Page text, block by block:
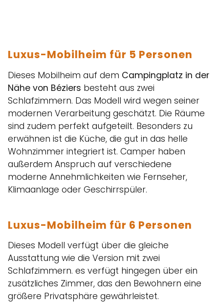
Luxus-Mobilheim für 5 Personen
Dieses Mobilheim auf dem Campingplatz in der
Nähe von Béziers besteht aus zwei
Schlafzimmern. Das Modell wird wegen seiner
modernen Verarbeitung geschätzt. Die Räume
sind zudem perfekt aufgeteilt. Besonders zu
erwähnen ist die Küche, die gut in das helle
Wohnzimmer integriert ist. Camper haben
außerdem Anspruch auf verschiedene
moderne Annehmlichkeiten wie Fernseher,
Klimaanlage oder Geschirrspüler.
Luxus-Mobilheim für 6 Personen
Dieses Modell verfügt über die gleiche
Ausstattung wie die Version mit zwei
Schlafzimmern. es verfügt hingegen über ein
zusätzliches Zimmer, das den Bewohnern eine
größere Privatsphäre gewährleistet.